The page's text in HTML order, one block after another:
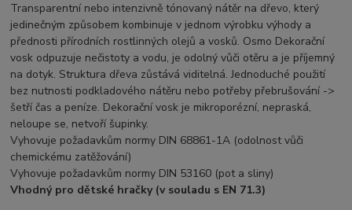
Transparentní nebo intenzivně tónovaný nátěr na dřevo, který
jedinečným způsobem kombinuje v jednom výrobku výhody a
přednosti přírodních rostlinných olejů a vosků. Osmo Dekorační
vosk odpuzuje nečistoty a vodu, je odolný vůči otěru a je příjemný
na dotyk. Struktura dřeva zůstává viditelná. Jednoduché použití
bez nutnosti podkladového nátěru nebo potřeby přebrušování ->
šetří čas a peníze. Dekorační vosk je mikroporézní, nepraská,
neloupe se, netvoří šupinky.
Vyhovuje požadavkům normy DIN 68861-1A (odolnost vůči
chemickému zatěžování)
Vyhovuje požadavkům normy DIN 53160 (pot a sliny)
Vhodný pro dětské hračky (v souladu s EN 71.3)